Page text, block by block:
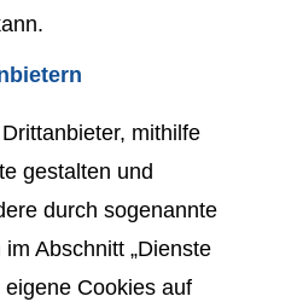
mithilfe
gestalten und
durch sogenannte
Abschnitt „Dienste
eigene Cookies auf